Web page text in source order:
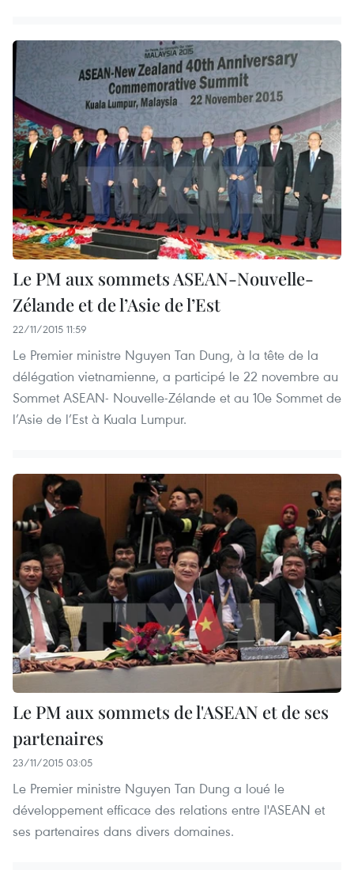
Le PM aux sommets ASEAN-Nouvelle-
Zélande et de l’Asie de l’Est
22/11/2015 11:59
Le Premier ministre Nguyen Tan Dung, à la tête de la
délégation vietnamienne, a participé le 22 novembre au
Sommet ASEAN- Nouvelle-Zélande et au 10e Sommet de
l’Asie de l’Est à Kuala Lumpur.
Le PM aux sommets de l'ASEAN et de ses
partenaires
23/11/2015 03:05
Le Premier ministre Nguyen Tan Dung a loué le
développement efficace des relations entre l'ASEAN et
ses partenaires dans divers domaines.